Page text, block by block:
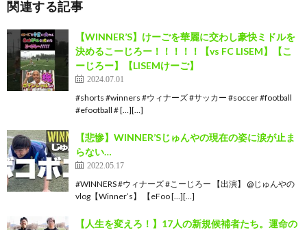
関連する記事
【WINNER’S】けーごを華麗に交わし豪快ミドルを
決めるこーじろー！！！！！【vs FC LISEM】【こ
ーじろー】【LISEMけーご】
2024.07.01
#shorts #winners #ウィナーズ #サッカー #soccer #football
#efootball # […][…]
【悲惨】WINNER’Sじゅんやの現在の姿に涙が止ま
らない…
2022.05.17
#WINNERS #ウィナーズ #こーじろー 【出演】 @じゅんやの
vlog【Winner’s】 【eFoo […][…]
【人生を変えろ！】17人の新規候補者たち。運命の